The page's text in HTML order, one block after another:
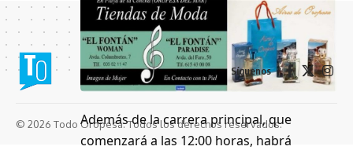
Además de la carrera principal, que
comenzará a las 12:00 horas, habrá
Síguenos
© 2026 Todo Oropesa. Todos los derechos reservados.